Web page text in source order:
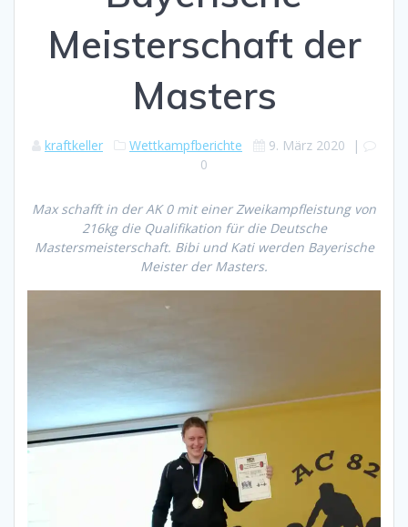
Meisterschaft der
Masters
kraftkeller Wettkampfberichte 9. März 2020 |
0
Max schafft in der AK 0 mit einer Zweikampfleistung von
216kg die Qualifikation für die Deutsche
Mastersmeisterschaft. Bibi und Kati werden Bayerische
Meister der Masters.